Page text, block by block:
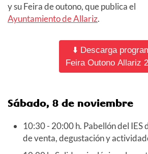
y su Feira de outono, que publica el
Ayuntamiento de Allariz.
⬇️ Descarga
Feira Outono Allariz
Sábado, 8 de noviembre
10:30 - 20:00 h. Pabellón del IES
de venta, degustación y